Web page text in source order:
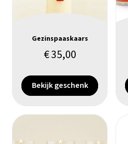
Gezinspaaskaars
€35,00
Bekijk geschenk